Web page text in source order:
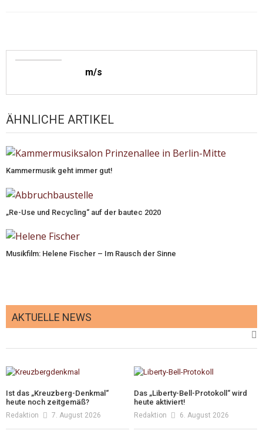
m/s
ÄHNLICHE ARTIKEL
Kammermusik geht immer gut!
„Re-Use und Recycling“ auf der bautec 2020
Musikfilm: Helene Fischer – Im Rausch der Sinne
AKTUELLE NEWS
Ist das „Kreuzberg-Denkmal“
heute noch zeitgemäß?
Redaktion 7. August 2026
Das „Liberty-Bell-Protokoll“ wird
heute aktiviert!
Redaktion 6. August 2026